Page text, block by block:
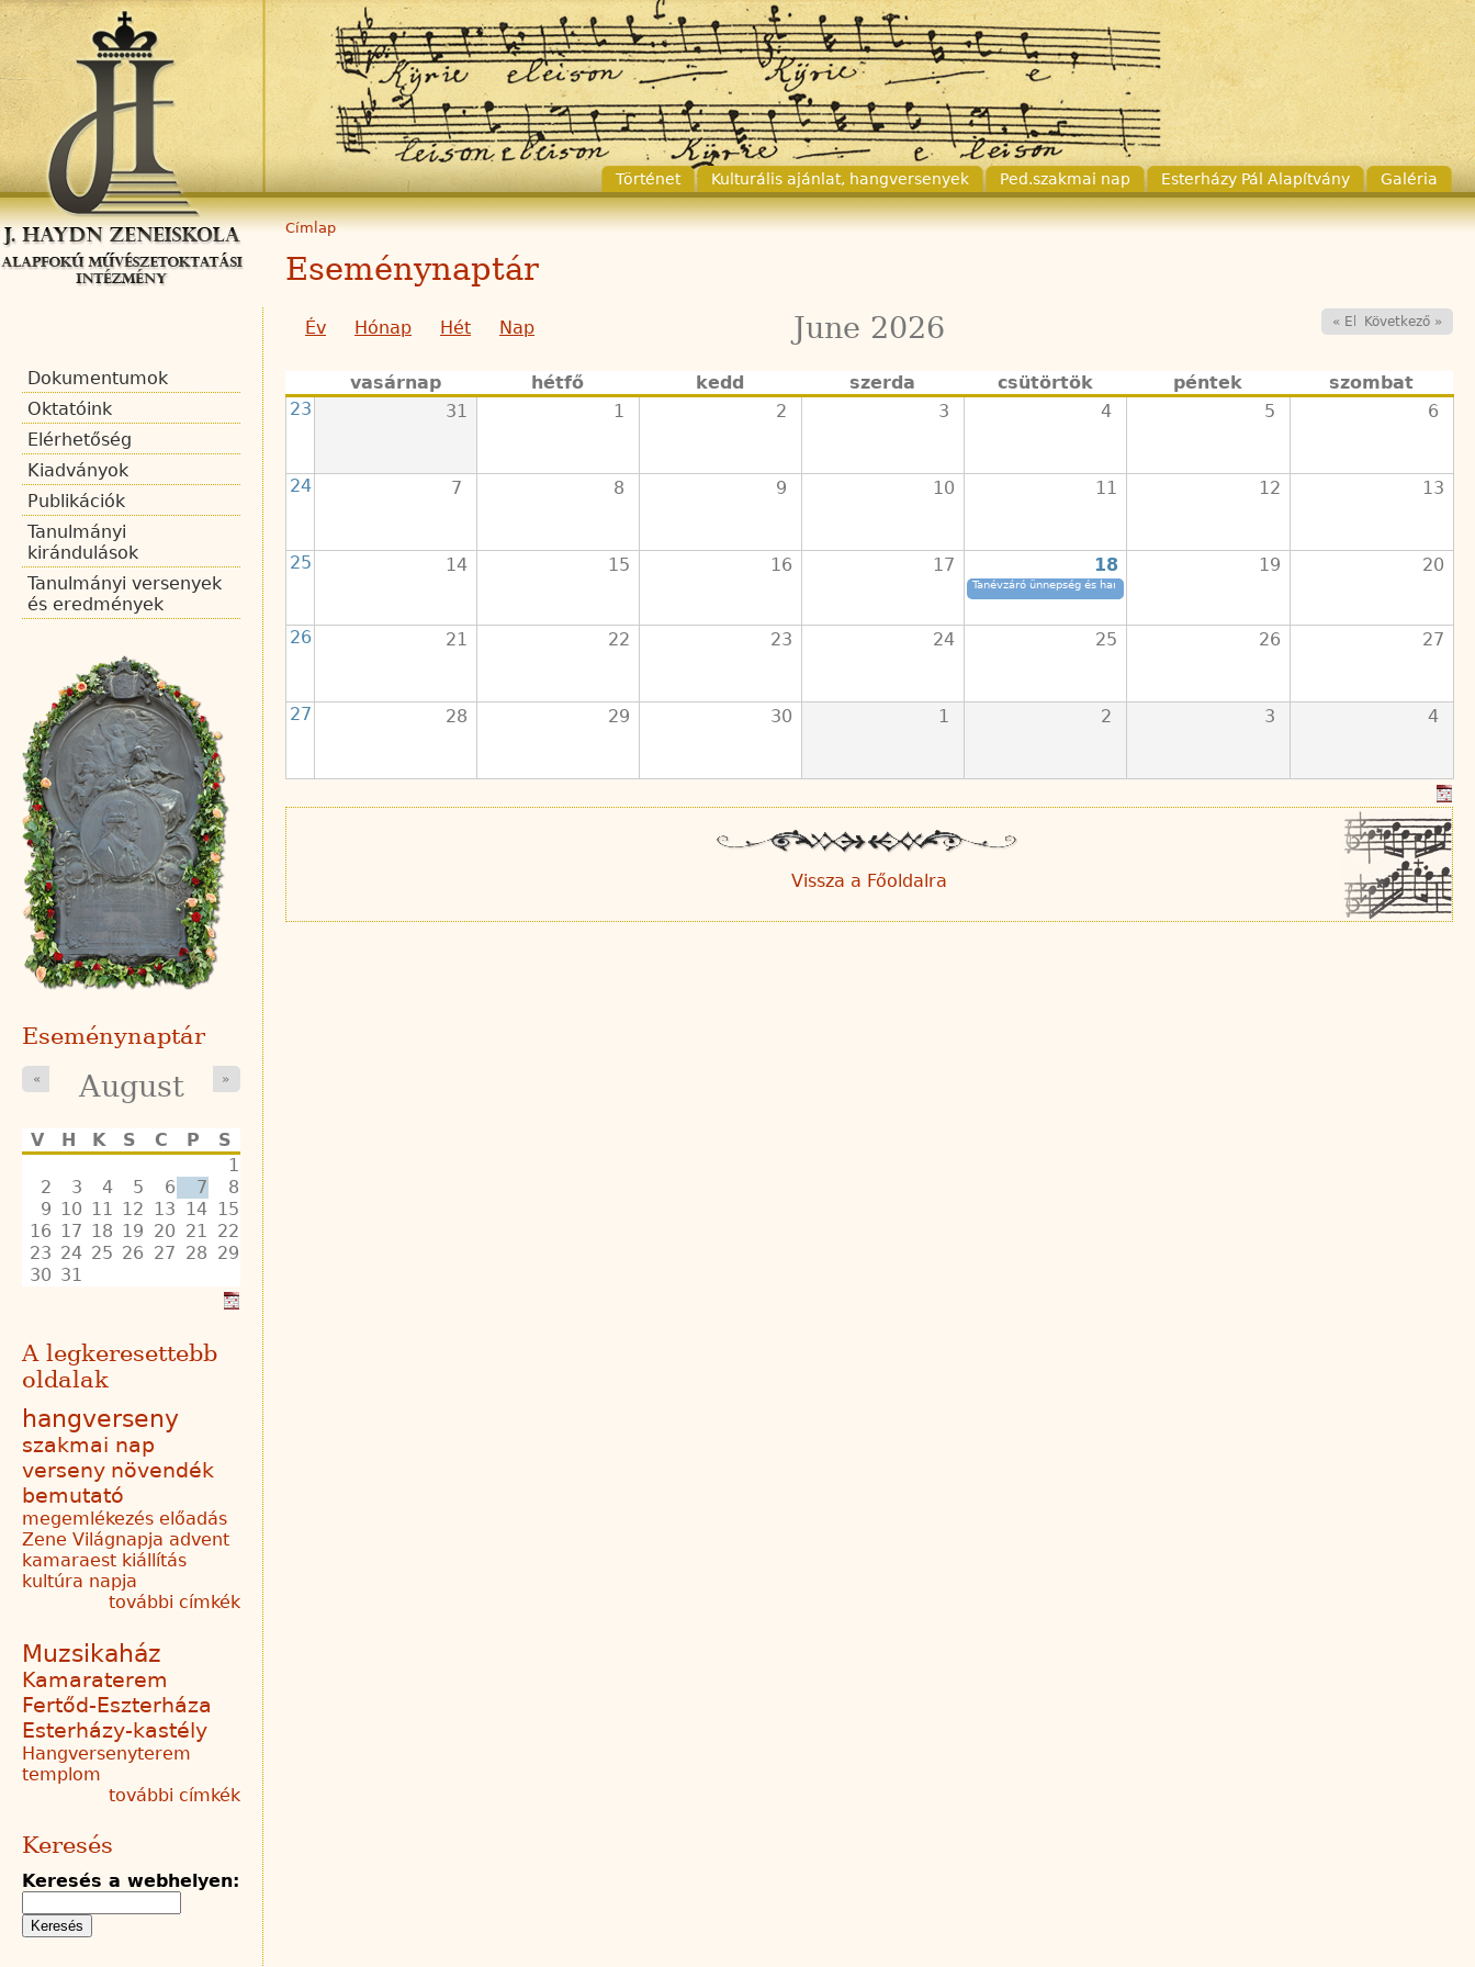
Történet Kulturális ajánlat, hangversenyek Ped.szakmai nap Esterházy Pál Alapítvány Galéria
Címlap
Eseménynaptár
Év Hónap Hét Nap « Előző
June 2026 Következő »
vasárnap hétfő kedd szerda csütörtök péntek
szombat
23
31 1 2 3 4 5 6
24 7 8 9 10 11 12 13
25 14 15 16 17 18 19 20
Tanévzáró ünnepség és hangverseny
26 21 22 23 24 25 26 27
27 28 29 30 1 2 3 4
Vissza a Főoldalra
Dokumentumok
Oktatóink
Elérhetőség
Kiadványok
Publikációk
Tanulmányi
kirándulások
Tanulmányi versenyek
és eredmények
Eseménynaptár
« August »
V H K S C P
S
1
2
3 4 5 6 7
8
9 10 11 12 13 14 15
16 17 18 19 20 21
22
23 24 25 26 27 28 29
30 31
A legkeresettebb
oldalak
hangverseny
szakmai nap
verseny növendék
bemutató
megemlékezés előadás
Zene Világnapja advent
kamaraest kiállítás
kultúra napja
további címkék
Muzsikaház
Kamaraterem
Fertőd-Eszterháza
Esterházy-kastély
Hangversenyterem
templom
további címkék
Keresés
Keresés a webhelyen: